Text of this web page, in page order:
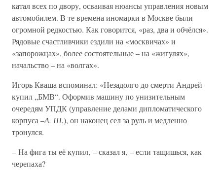
катал всех по двору, осваивая нюансы управления новым
автомобилем. В те времена иномарки в Москве были
огромной редкостью. Как говорится, «раз, два и обчёлся».
Рядовые счастливчики ездили на «москвичах» и
«запорожцах», более состоятельные – на «жигулях»,
начальство – на «волгах».
Игорь Кваша вспоминал: «Незадолго до смерти Андрей
купил „БМВ“. Оформив машину по унизительным
очередям УПДК (управление делами дипломатического
корпуса –А. Ш.), он наконец сел за руль и медленно
тронулся.
– На фига ты её купил, – сказал я, – если тащишься, как
черепаха?